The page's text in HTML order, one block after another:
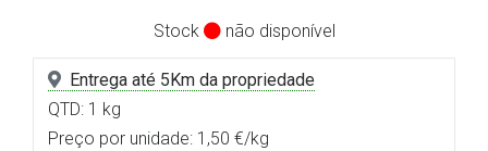
Stock não disponível
Entrega até 5Km da propriedade
QTD: 1 kg
Preço por unidade: 1,50 €/kg